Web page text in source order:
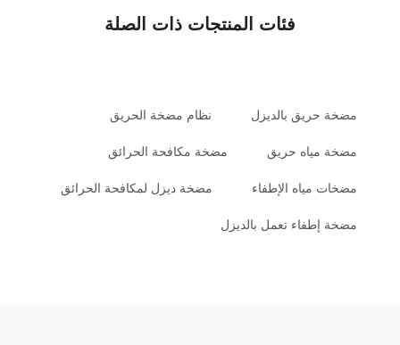
فئات المنتجات ذات الصلة
مضخة حريق بالديزل نظام مضخة الحريق
مضخة مياه حريق مضخة مكافحة الحرائق
مضخات مياه الإطفاء مضخة ديزل لمكافحة الحرائق
مضخة إطفاء تعمل بالديزل